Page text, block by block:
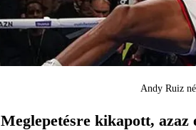
Andy Ruiz
Meglepetésre kikapott, azaz